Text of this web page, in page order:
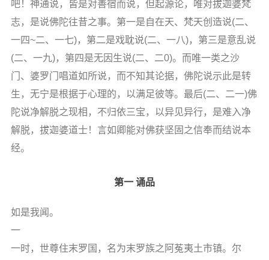
戒幢论坛
寺院巡览
西园风光
下院风采
搜索
吧！神通说，皆是对善宿而说，但起源论，唯对拔迦婆梵
志，是说佛陀往昔之事。第一是自在天、梵天创造说(二、
一四~二、一七)，第二是戏耽说(二、一八)，第三是意乱说
(二、一九)，第四是无因生说(二、二0)。而唯一类之沙
门、婆罗门唱道如所说，而不知其论据，佛陀说示此是转
生，无宁是根据于心理的，以满足彼等。最后(二、二一)佛
陀说净解脱之现相，不归依三宝，以异见异行，是难入净
解脱，拔迦婆道士！言如卿能对佛获坚固之信奉而结说本
经。
第一 诵品
如是我闻。
一
一时，世尊住末罗国，名为末罗族之阿菟夷土市镇。尔